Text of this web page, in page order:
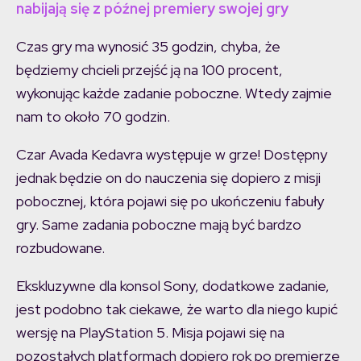
nabijają się z późnej premiery swojej gry
Czas gry ma wynosić 35 godzin, chyba, że
będziemy chcieli przejść ją na 100 procent,
wykonując każde zadanie poboczne. Wtedy zajmie
nam to około 70 godzin.
Czar Avada Kedavra występuje w grze! Dostępny
jednak będzie on do nauczenia się dopiero z misji
pobocznej, która pojawi się po ukończeniu fabuły
gry. Same zadania poboczne mają być bardzo
rozbudowane.
Ekskluzywne dla konsol Sony, dodatkowe zadanie,
jest podobno tak ciekawe, że warto dla niego kupić
wersję na PlayStation 5. Misja pojawi się na
pozostałych platformach dopiero rok po premierze